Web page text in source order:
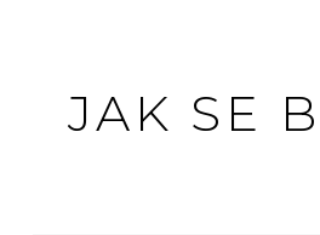
JAK SE